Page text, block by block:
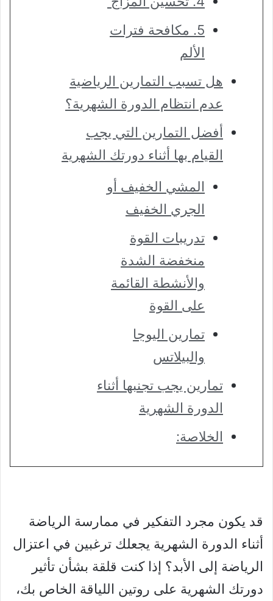
5. مكافحة فترات
الألم
هل تسبب التمارين الرياضية
عدم انتظام الدورة الشهرية؟
أفضل التمارين التي يجب
القيام بها أثناء دورتك الشهرية
المشي الخفيف أو
الجري الخفيف
تدريبات القوة
منخفضة الشدة
والأنشطة القائمة
على القوة
تمارين اليوجا
والبيلاتس
تمارين يجب تجنبها أثناء
الدورة الشهرية
الخلاصة:
قد يكون مجرد التفكير في ممارسة الرياضة
أثناء الدورة الشهرية يجعلك ترغبين في اعتزال
الرياضة إلى الأبد؟ إذا كنت قلقة بشأن تأثير
دورتك الشهرية على روتين اللياقة الخاص بك،